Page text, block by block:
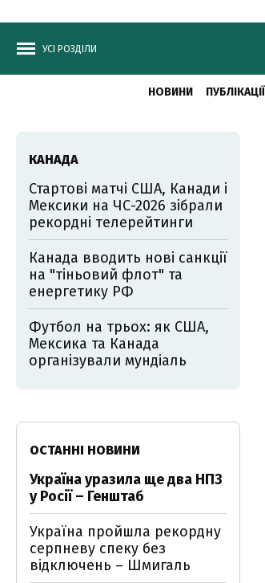
УСІ РОЗДІЛИ
НОВИНИ ПУБЛІКАЦІЇ
КАНАДА
Стартові матчі США, Канади і
Мексики на ЧС-2026 зібрали
рекордні телерейтинги
Канада вводить нові санкції
на "тіньовий флот" та
енергетику РФ
Футбол на трьох: як США,
Мексика та Канада
організували мундіаль
ОСТАННІ НОВИНИ
Україна уразила ще два НПЗ
у Росії – Генштаб
Україна пройшла рекордну
серпневу спеку без
відключень – Шмигаль